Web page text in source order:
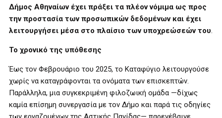
Δήμος Αθηναίων έχει πράξει τα πλέον νόμιμα ως προς
την προστασία των προσωπικών δεδομένων και έχει
λειτουργήσει μέσα στο πλαίσιο των υποχρεώσεών του.
Το χρονικό της υπόθεσης
Έως τον Φεβρουάριο του 2025, το Καταφύγιο λειτουργούσε
χωρίς να καταγράφονται τα ονόματα των επισκεπτών.
Παράλληλα, μια συγκεκριμένη φιλοζωική ομάδα —δίχως
καμία επίσημη συνεργασία με τον Δήμο και παρά τις οδηγίες